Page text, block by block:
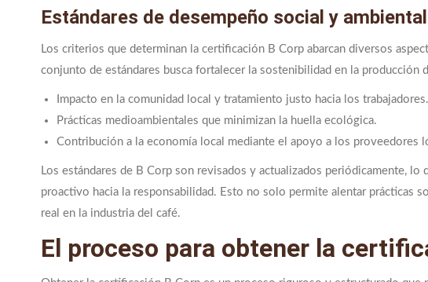
Estándares de desempeño social y
Los criterios que determinan la certificación B Corp abarcan diversos
conjunto de estándares busca fortalecer la sostenibilidad en la producción
Impacto en la comunidad local y tratamiento justo hacia los trabajadores.
Prácticas medioambientales que minimizan la huella ecológica.
Contribución a la economía local mediante el apoyo a los proveedores
Los estándares de B Corp son revisados y actualizados periódicamente, lo
proactivo hacia la responsabilidad. Esto no solo permite alentar prácticas
real en la industria del café.
El proceso para obtener la